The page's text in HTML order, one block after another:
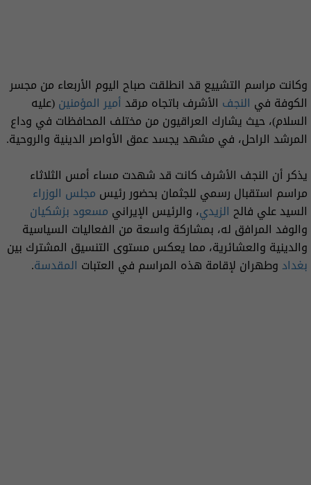
وكانت مراسم التشييع قد انطلقت صباح اليوم الأربعاء من مجسر
الكوفة في النجف الأشرف باتجاه مرقدأمير المؤمنين(عليه
السلام)، حيث يشارك العراقيون من مختلف المحافظات في وداع
المرشد الراحل، في مشهد يجسد عمق الأواصر الدينية والروحية.
يذكر أن النجف الأشرف كانت قد شهدت مساء أمس الثلاثاء
مراسم استقبال رسمي للجثمان بحضور رئيس مجلس الوزراء
السيد علي فالح الزيدي، والرئيس الإيراني مسعود بزشكيان
والوفد المرافق له، بمشاركة واسعة من الفعاليات السياسية
والدينية والعشائرية، مما يعكس مستوى التنسيق المشترك بين
بغدادوطهران لإقامة هذه المراسم في العتبات المقدسة.